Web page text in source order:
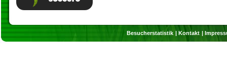
Besucherstatistik Kontakt